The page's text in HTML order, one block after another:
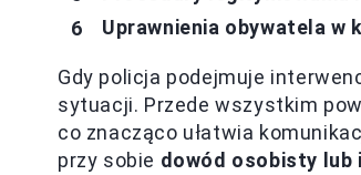
Uprawnienia obywatela
Gdy policja podejmuje
sytuacji. Przede wszystkim
co znacząco ułatwia
przy sobie dowód osobisty lub